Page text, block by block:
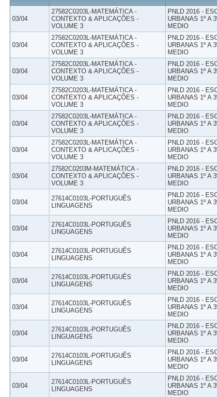
03/04
27582C0203L-MATEMÁTICA -
CONTEXTO & APLICAÇÕES -
VOLUME 3
PNLD 2016 -
URBANAS 1º A
MEDIO
03/04
27582C0203L-MATEMÁTICA -
CONTEXTO & APLICAÇÕES -
VOLUME 3
PNLD 2016 -
URBANAS 1º A
MEDIO
03/04
27582C0203L-MATEMÁTICA -
CONTEXTO & APLICAÇÕES -
VOLUME 3
PNLD 2016 -
URBANAS 1º A
MEDIO
03/04
27582C0203L-MATEMÁTICA -
CONTEXTO & APLICAÇÕES -
VOLUME 3
PNLD 2016 -
URBANAS 1º A
MEDIO
03/04
27582C0203L-MATEMÁTICA -
CONTEXTO & APLICAÇÕES -
VOLUME 3
PNLD 2016 -
URBANAS 1º A
MEDIO
03/04
27582C0203L-MATEMÁTICA -
CONTEXTO & APLICAÇÕES -
VOLUME 3
PNLD 2016 -
URBANAS 1º A
MEDIO
03/04
27582C0203M-MATEMÁTICA -
CONTEXTO & APLICAÇÕES -
VOLUME 3
PNLD 2016 -
URBANAS 1º A
MEDIO
03/04
27614C0103L-PORTUGUÊS
LINGUAGENS
PNLD 2016 -
URBANAS 1º A
MEDIO
03/04
27614C0103L-PORTUGUÊS
LINGUAGENS
PNLD 2016 -
URBANAS 1º A
MEDIO
03/04
27614C0103L-PORTUGUÊS
LINGUAGENS
PNLD 2016 -
URBANAS 1º A
MEDIO
03/04
27614C0103L-PORTUGUÊS
LINGUAGENS
PNLD 2016 -
URBANAS 1º A
MEDIO
03/04
27614C0103L-PORTUGUÊS
LINGUAGENS
PNLD 2016 -
URBANAS 1º A
MEDIO
03/04
27614C0103L-PORTUGUÊS
LINGUAGENS
PNLD 2016 -
URBANAS 1º A
MEDIO
03/04
27614C0103L-PORTUGUÊS
LINGUAGENS
PNLD 2016 -
URBANAS 1º A
MEDIO
03/04
27614C0103L-PORTUGUÊS
LINGUAGENS
PNLD 2016 -
URBANAS 1º A
MEDIO